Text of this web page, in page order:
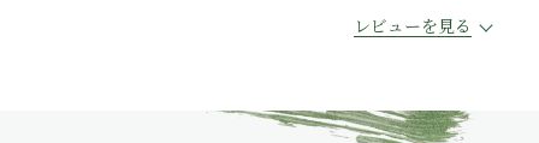
レビューを見る